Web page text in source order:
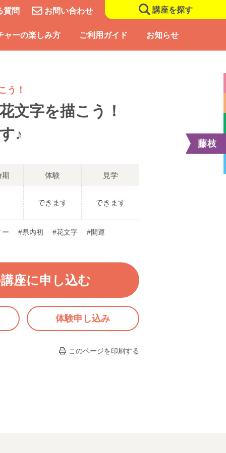
質問 お問い合わせ 講座を探す
ャーの楽しみ方 ご利用ガイド お知らせ
藤枝
う！
文字を描こう！
♪
期 体験 見学
できます できます
ー #県内初 #花文字 #開運
座に申し込む
体験申し込み
このページを印刷する